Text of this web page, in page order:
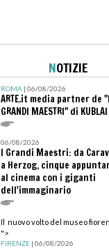
NOTIZIE
ROMA| 06/08/2026
ARTE.it media partner de "I
GRANDI MAESTRI" di
06/08/2026
I Grandi Maestri: da
a Herzog, cinque
al cinema con i giganti
dell'immaginario
Il nuovo volto del museo
">
FIRENZE| 06/08/2026